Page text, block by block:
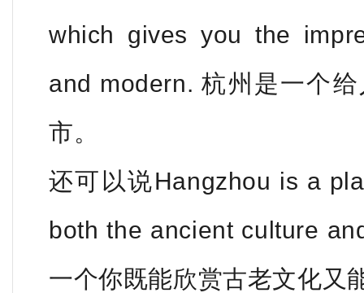
which gives you the
and modern. 杭州是一个
市。
还可以说Hangzhou is a
both the ancient culture
一个你既能欣赏古老文化又